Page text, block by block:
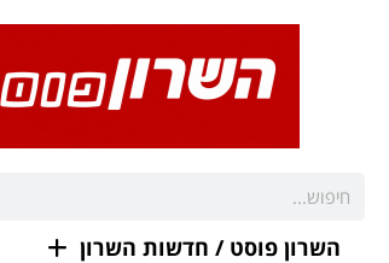
השרון פוסט / חדשות השרון